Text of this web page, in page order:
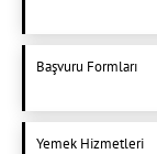
Başvuru Formları
Yemek Hizmetleri